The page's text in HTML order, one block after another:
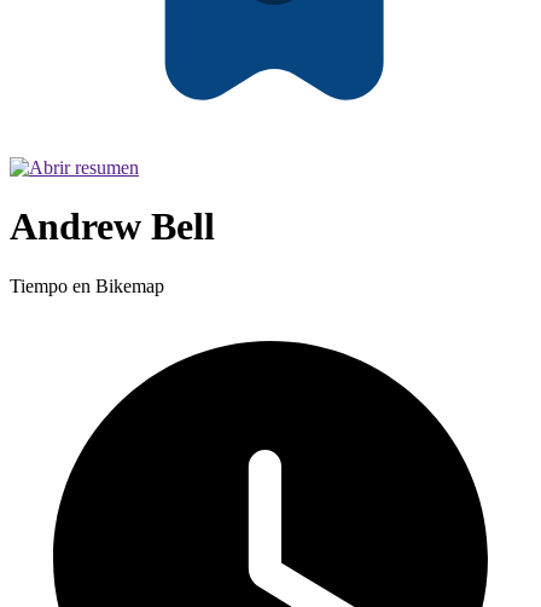
Andrew Bell
Tiempo en Bikemap